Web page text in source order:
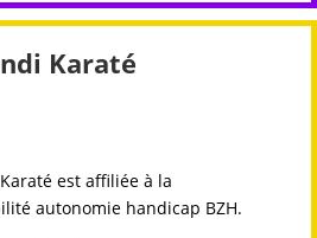
Karaté
est affiliée à la
autonomie handicap BZH.